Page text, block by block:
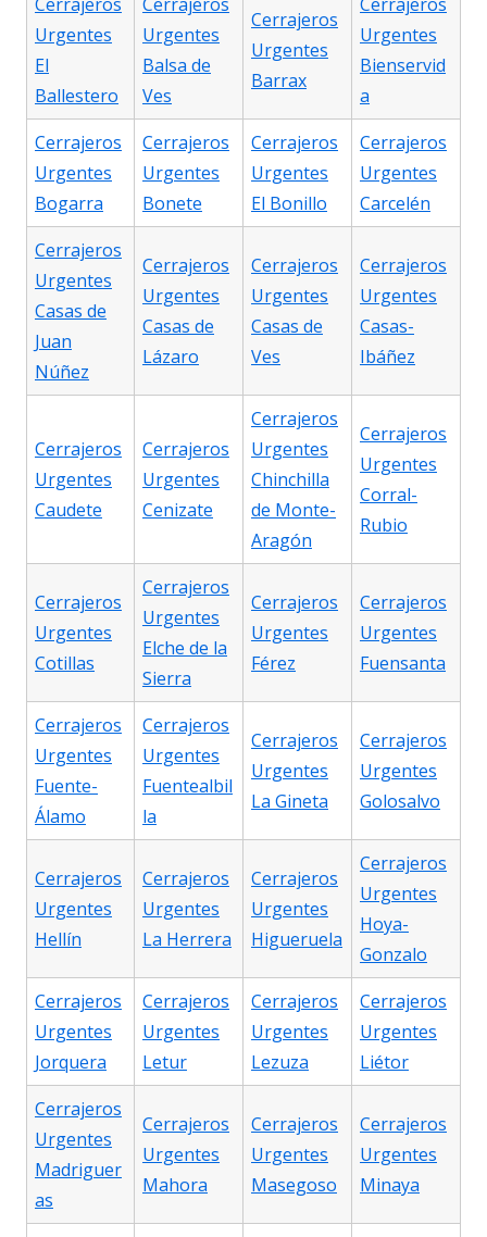
Urgentes
El
Ballestero
Urgentes
Balsa de
Ves
Cerrajeros
Urgentes
Barrax
Urgentes
Bienservid
a
Cerrajeros
Urgentes
Bogarra
Cerrajeros
Urgentes
Bonete
Cerrajeros
Urgentes
El Bonillo
Cerrajeros
Urgentes
Carcelén
Cerrajeros
Urgentes
Casas de
Juan
Núñez
Cerrajeros
Urgentes
Casas de
Lázaro
Cerrajeros
Urgentes
Casas de
Ves
Cerrajeros
Urgentes
Casas-
Ibáñez
Cerrajeros
Urgentes
Caudete
Cerrajeros
Urgentes
Cenizate
Cerrajeros
Urgentes
Chinchilla
de Monte-
Aragón
Cerrajeros
Urgentes
Corral-
Rubio
Cerrajeros
Urgentes
Cotillas
Cerrajeros
Urgentes
Elche de la
Sierra
Cerrajeros
Urgentes
Férez
Cerrajeros
Urgentes
Fuensanta
Cerrajeros
Urgentes
Fuente-
Álamo
Cerrajeros
Urgentes
Fuentealbil
la
Cerrajeros
Urgentes
La Gineta
Cerrajeros
Urgentes
Golosalvo
Cerrajeros
Urgentes
Hellín
Cerrajeros
Urgentes
La Herrera
Cerrajeros
Urgentes
Higueruela
Cerrajeros
Urgentes
Hoya-
Gonzalo
Cerrajeros
Urgentes
Jorquera
Cerrajeros
Urgentes
Letur
Cerrajeros
Urgentes
Lezuza
Cerrajeros
Urgentes
Liétor
Cerrajeros
Urgentes
Madriguer
as
Cerrajeros
Urgentes
Mahora
Cerrajeros
Urgentes
Masegoso
Cerrajeros
Urgentes
Minaya